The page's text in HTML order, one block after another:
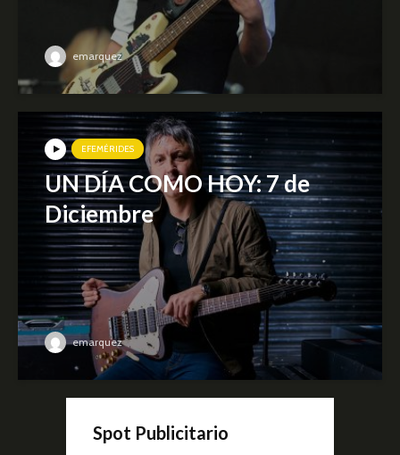
emarquez
EFEMÉRIDES
UN DÍA COMO HOY: 7 de
Diciembre
emarquez
Spot Publicitario